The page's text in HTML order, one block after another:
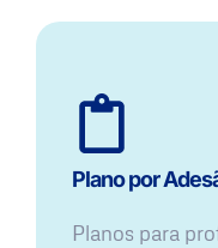
Plano por
Planos para